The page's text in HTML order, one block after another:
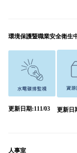
環境保護暨職業安全衛生
更新日期:111/03 更新日
人事室